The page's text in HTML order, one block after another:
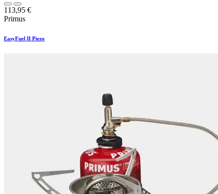
113,95 €
Primus
EasyFuel II Piezo